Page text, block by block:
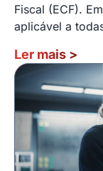
Fiscal (ECF).
aplicável a
Ler mais >